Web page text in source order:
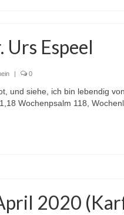
Espeel
| 0
und siehe, ich bin lebendig
Wochenpsalm 118,
2020